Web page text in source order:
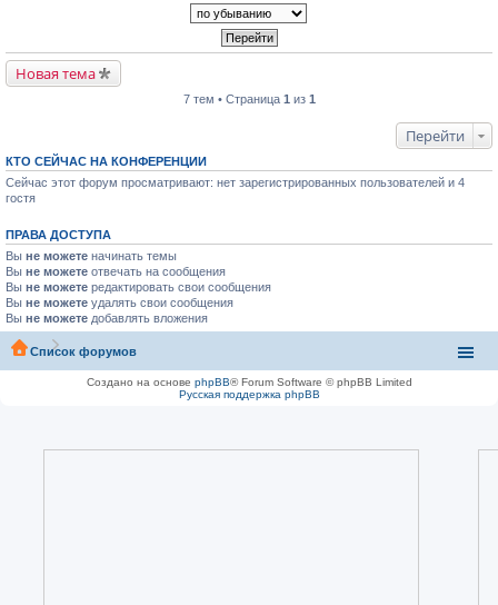
Новая тема
7 тем • Страница 1 из 1
Перейти
КТО СЕЙЧАС НА КОНФЕРЕНЦИИ
Сейчас этот форум просматривают: нет зарегистрированных пользователей и 4
гостя
ПРАВА ДОСТУПА
Вы не можете начинать темы
Вы не можете отвечать на сообщения
Вы не можете редактировать свои сообщения
Вы не можете удалять свои сообщения
Вы не можете добавлять вложения
Список форумов
Создано на основе phpBB® Forum Software © phpBB Limited
Русская поддержка phpBB